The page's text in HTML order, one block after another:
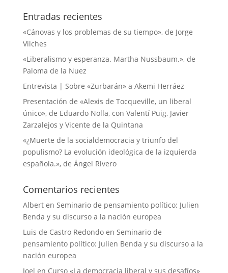
Entradas recientes
«Cánovas y los problemas de su tiempo», de Jorge
Vilches
«Liberalismo y esperanza. Martha Nussbaum.», de
Paloma de la Nuez
Entrevista | Sobre «Zurbarán» a Akemi Herráez
Presentación de «Alexis de Tocqueville, un liberal
único», de Eduardo Nolla, con Valentí Puig, Javier
Zarzalejos y Vicente de la Quintana
«¿Muerte de la socialdemocracia y triunfo del
populismo? La evolución ideológica de la izquierda
española.», de Ángel Rivero
Comentarios recientes
Alberten Seminario de pensamiento político: Julien
Benda y su discurso a la nación europea
Luis de Castro Redondoen Seminario de
pensamiento político: Julien Benda y su discurso a la
nación europea
Joel en Curso «La democracia liberal y sus desafíos»